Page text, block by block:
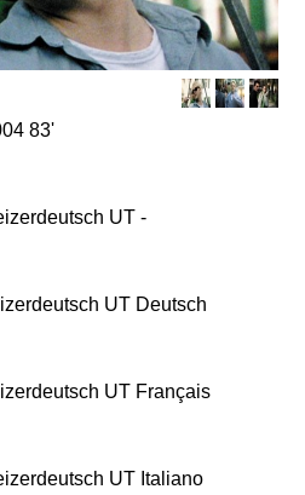
83'
UT -
UT Deutsch
UT Français
UT Italiano